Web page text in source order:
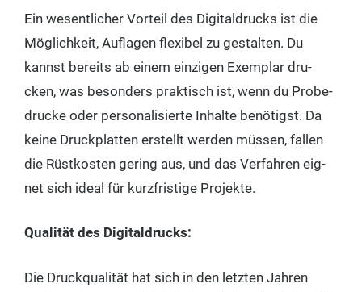
Ein wesent­li­cher Vor­teil des Digi­tal­drucks ist die
Mög­lich­keit, Auf­la­gen fle­xi­bel zu gestal­ten. Du
kannst bereits ab einem ein­zi­gen Exem­plar dru­
cken, was beson­ders prak­tisch ist, wenn du Pro­be­
dru­cke oder per­so­na­li­sier­te Inhal­te benö­tigst. Da
kei­ne Druck­plat­ten erstellt wer­den müs­sen, fal­len
die Rüst­kos­ten gering aus, und das Ver­fah­ren eig­
net sich ide­al für kurz­fris­ti­ge Projekte.
Qua­li­tät des Digitaldrucks:
Die Druck­qua­li­tät hat sich in den letz­ten Jah­ren